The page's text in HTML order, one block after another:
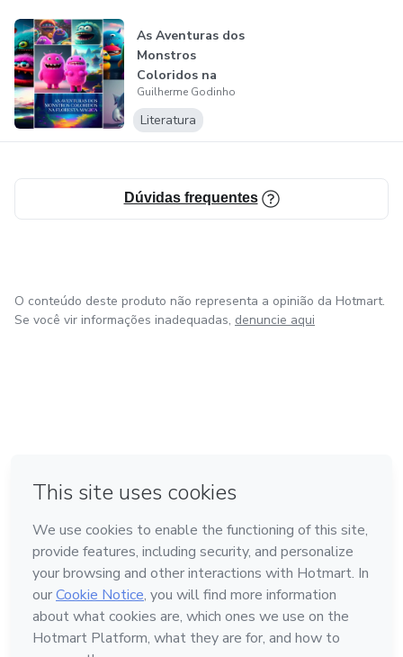
As Aventuras dos
Monstros
Coloridos na
Floresta Magica
Guilherme Godinho
Literatura
Dúvidas frequentes
O conteúdo deste produto não representa a opinião da Hotmart.
Se você vir informações inadequadas, denuncie aqui
Feito com ❤ na Cidade do México
Conheça a Hotmart
Idioma